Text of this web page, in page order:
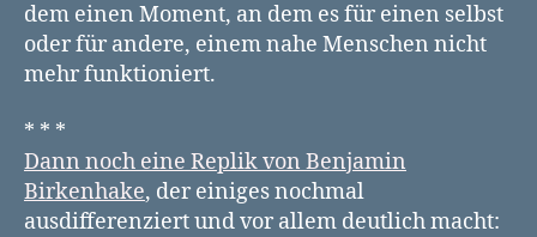
dem einen Moment, an dem es für einen selbst
oder für andere, einem nahe Menschen nicht
mehr funktioniert.
* * *
Dann noch eine Replik von Benjamin
Birkenhake, der einiges nochmal
ausdifferenziert und vor allem deutlich macht: